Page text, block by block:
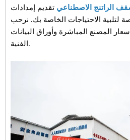
الراتنج الاصطناعي تقديم إمدادات
لتلبية الاحتياجات الخاصة بك. نرحب
المصنع المباشرة وأوراق البيانات
الفنية.